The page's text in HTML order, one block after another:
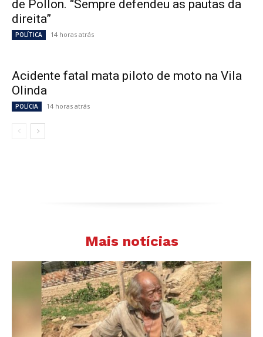
de Pollon. “Sempre defendeu as pautas da
direita”
POLÍTICA 14 horas atrás
Acidente fatal mata piloto de moto na Vila
Olinda
POLÍCIA 14 horas atrás
Mais notícias